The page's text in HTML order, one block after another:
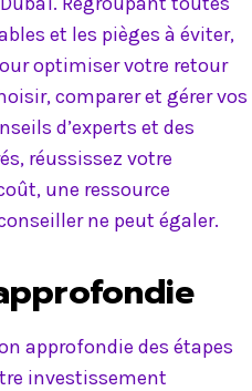
et les pièges à éviter,
optimiser votre retour
comparer et gérer vos
d’experts et des
réussissez votre
une ressource
ne peut égaler.
approfondie des étapes
investissement